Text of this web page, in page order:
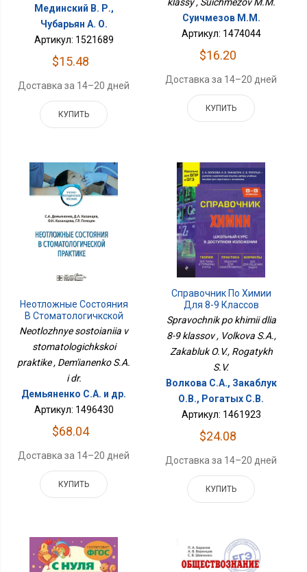
Мединский В. Р.,
Чубарьян А. О.
Артикул: 1521689
$15.48
Доставка за 14–20 дней
КУПИТЬ
Суичмезов М.М.
Артикул: 1474044
$16.20
Доставка за 14–20 дней
КУПИТЬ
Неотложные Состояния
В Стоматологичкской
Практике
Neotlozhnye sostoianiia v
stomatologichkskoi
praktike , Dem'ianenko S.A.
i dr.
Демьяненко С.А. и др.
Артикул: 1496430
$68.04
Доставка за 14–20 дней
КУПИТЬ
Справочник По Химии
Для 8-9 Классов
Spravochnik po khimii dlia
8-9 klassov , Volkova S.A.,
Zakabluk O.V., Rogatykh
S.V.
Волкова С.А., Закаблук
О.В., Рогатых С.В.
Артикул: 1461923
$24.08
Доставка за 14–20 дней
КУПИТЬ